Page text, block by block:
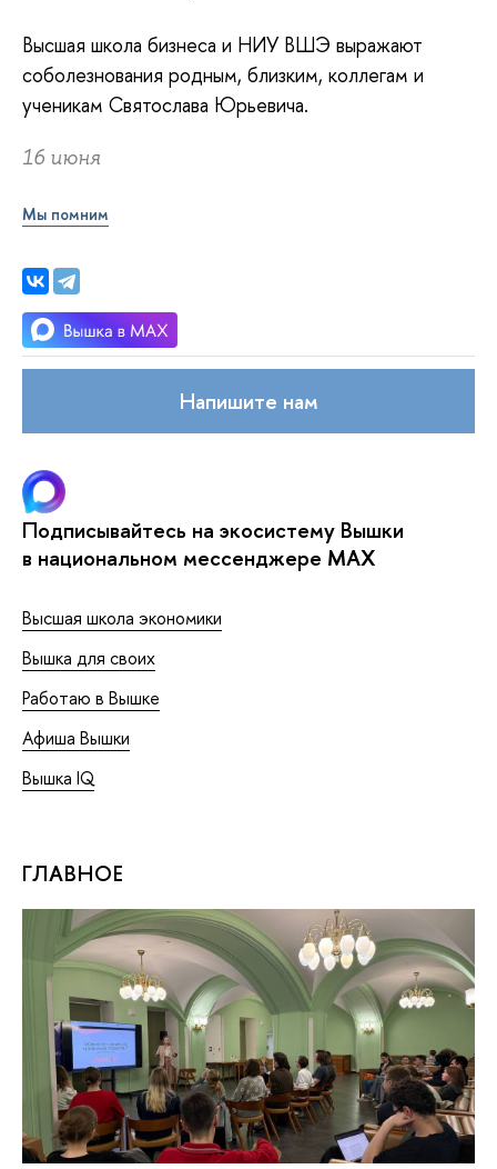
Высшая школа бизнеса и НИУ ВШЭ выражают
соболезнования родным, близким, коллегам и
ученикам Святослава Юрьевича.
16 июня
Мы помним
Напишите нам
Подписывайтесь на экосистему Вышки
в национальном мессенджере MAX
Высшая школа экономики
Вышка для своих
Работаю в Вышке
Афиша Вышки
Вышка IQ
ГЛАВНОЕ